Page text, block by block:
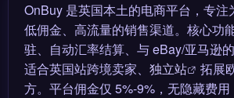
OnBuy 是英国本土的电商平台，专注
低佣金、高流量的销售渠道。核心功
驻、自动汇率结算、与 eBay/亚马逊的
适合英国站跨境卖家、 独立站
拓展
方。平台佣金仅 5%-9%，无隐藏费